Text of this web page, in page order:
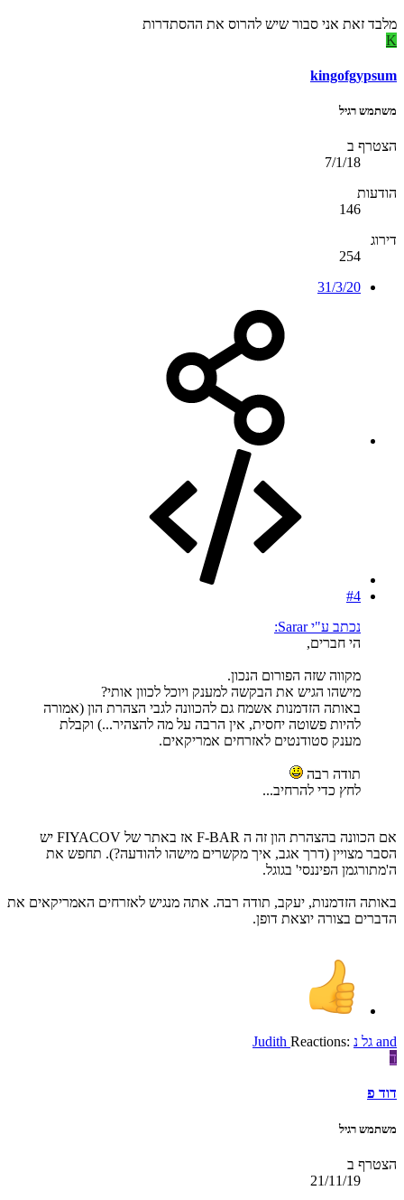
מלבד זאת אני סבור שיש להרוס את ההסתדרות
K
kingofgypsum
משתמש רגיל
הצטרף ב
7/1/18
הודעות
146
דירוג
254
31/3/20
#4
נכתב ע"י Sarar:
הי חברים,
מקווה שזה הפורום הנכון.
מישהו הגיש את הבקשה למענק ויוכל לכוון אותי?
באותה הזדמנות אשמח גם להכוונה לגבי הצהרת הון (אמורה
להיות פשוטה יחסית, אין הרבה על מה להצהיר...) וקבלת
מענק סטודנטים לאזרחים אמריקאים.
תודה רבה
לחץ כדי להרחיב...
אם הכוונה בהצהרת הון זה ה F-BAR אז באתר של FIYACOV יש
הסבר מצויין (דרך אגב, איך מקשרים מישהו להודעה?). תחפש את
ה'מתורגמן הפיננסי' בגוגל.
באותה הזדמנות, יעקב, תודה רבה. אתה מנגיש לאזרחים האמריקאים את
הדברים בצורה יוצאת דופן.
Reactions: גל נ and
Judith
ד
דוד פ
משתמש רגיל
הצטרף ב
21/11/19